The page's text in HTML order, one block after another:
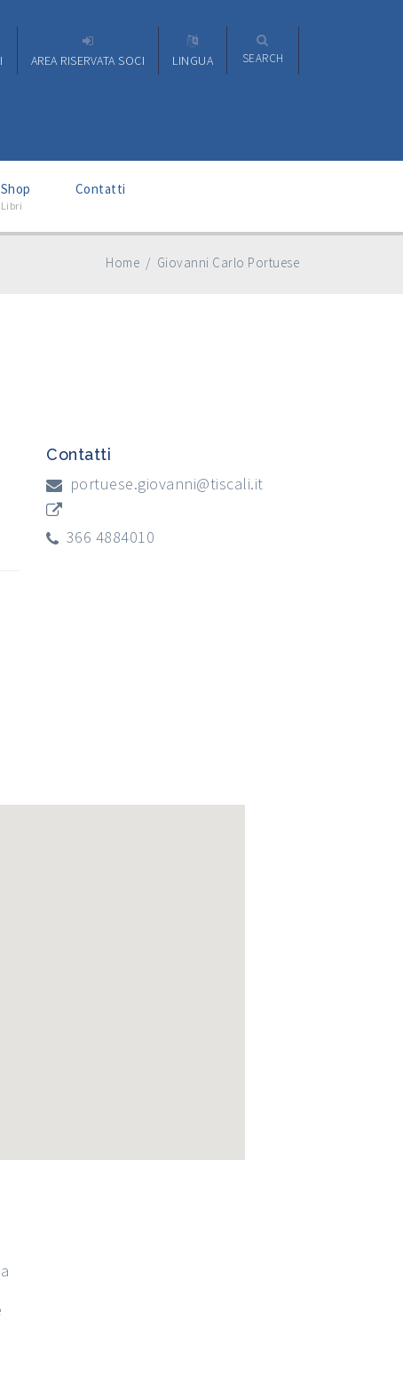
AREA RISERVATA SOCI LINGUA SEARCH
Shop
Libri
Contatti
Home / Giovanni Carlo Portuese
Contatti
portuese.giovanni@tiscali.it
366 4884010